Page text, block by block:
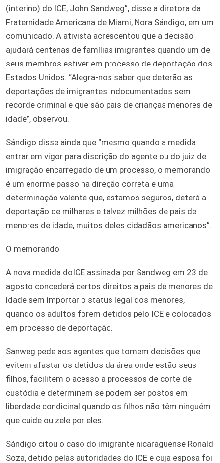
(interino) do ICE, John Sandweg”, disse a diretora da
Fraternidade Americana de Miami, Nora Sándigo, em um
comunicado. A ativista acrescentou que a decisão
ajudará centenas de famílias imigrantes quando um de
seus membros estiver em processo de deportação dos
Estados Unidos. “Alegra-nos saber que deterão as
deportações de imigrantes indocumentados sem
recorde criminal e que são pais de crianças menores de
idade”, observou.
Sándigo disse ainda que “mesmo quando a medida
entrar em vigor para discrição do agente ou do juiz de
imigração encarregado de um processo, o memorando
é um enorme passo na direção correta e uma
determinação valente que, estamos seguros, deterá a
deportação de milhares e talvez milhões de pais de
menores de idade, muitos deles cidadãos americanos”.
O memorando
A nova medida doICE assinada por Sandweg em 23 de
agosto concederá certos direitos a pais de menores de
idade sem importar o status legal dos menores,
quando os adultos forem detidos pelo ICE e colocados
em processo de deportação.
Sanweg pede aos agentes que tomem decisões que
evitem afastar os detidos da área onde estão seus
filhos, facilitem o acesso a processos de corte de
custódia e determinem se podem ser postos em
liberdade condicinal quando os filhos não têm ninguém
que cuide ou zele por eles.
Sándigo citou o caso do imigrante nicaraguense Ronald
Soza, detido pelas autoridades do ICE e cuja esposa foi